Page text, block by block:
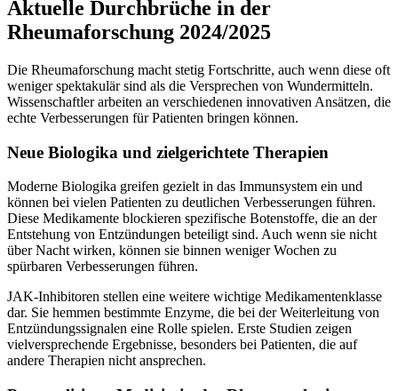
Aktuelle Durchbrüche in der
Rheumaforschung 2024/2025
Die Rheumaforschung macht stetig Fortschritte, auch wenn diese oft
weniger spektakulär sind als die Versprechen von Wundermitteln.
Wissenschaftler arbeiten an verschiedenen innovativen Ansätzen, die
echte Verbesserungen für Patienten bringen können.
Neue Biologika und zielgerichtete Therapien
Moderne Biologika greifen gezielt in das Immunsystem ein und
können bei vielen Patienten zu deutlichen Verbesserungen führen.
Diese Medikamente blockieren spezifische Botenstoffe, die an der
Entstehung von Entzündungen beteiligt sind. Auch wenn sie nicht
über Nacht wirken, können sie binnen weniger Wochen zu
spürbaren Verbesserungen führen.
JAK-Inhibitoren stellen eine weitere wichtige Medikamentenklasse
dar. Sie hemmen bestimmte Enzyme, die bei der Weiterleitung von
Entzündungssignalen eine Rolle spielen. Erste Studien zeigen
vielversprechende Ergebnisse, besonders bei Patienten, die auf
andere Therapien nicht ansprechen.